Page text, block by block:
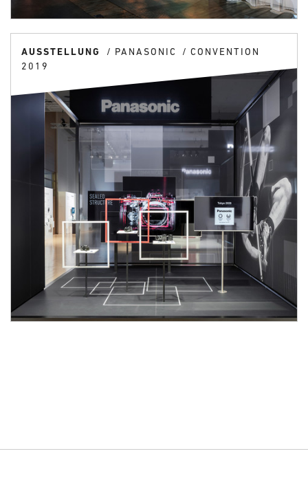
AUSSTELLUNG PANASONIC
CONVENTION
2019